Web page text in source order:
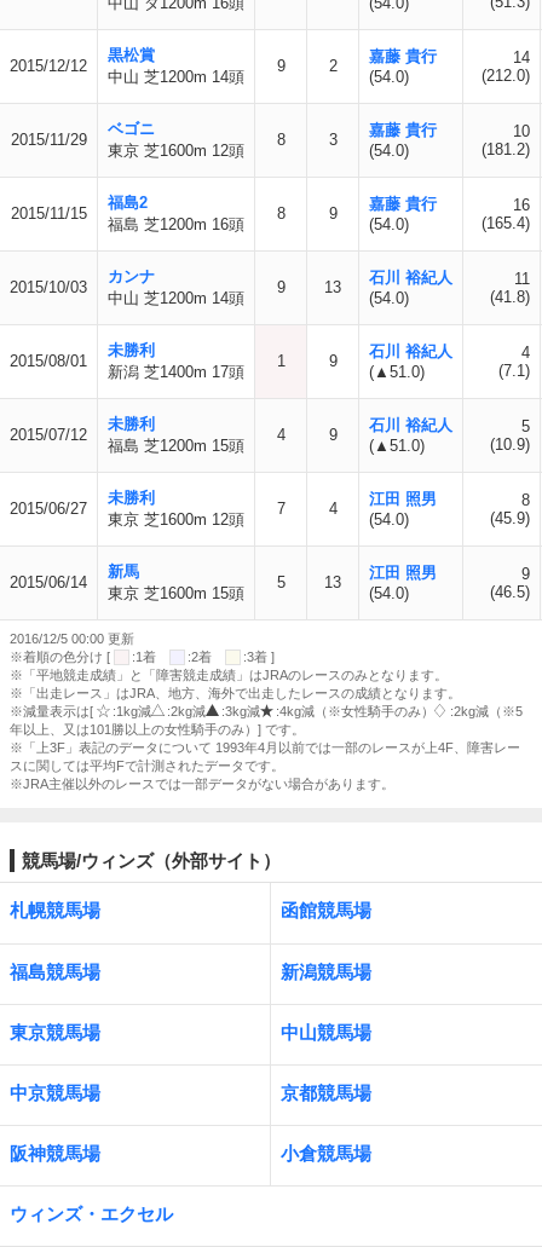
2015/12/12
黒松賞
中山 芝1200m 14頭
9 2
嘉藤 貴行
(54.0)
14
(212.0)
2015/11/29
ベゴニ
東京 芝1600m 12頭
8 3
嘉藤 貴行
(54.0)
10
(181.2)
2015/11/15
福島2
福島 芝1200m 16頭
8 9
嘉藤 貴行
(54.0)
16
(165.4)
2015/10/03
カンナ
中山 芝1200m 14頭
9 13
石川 裕紀人
(54.0)
11
(41.8)
2015/08/01
未勝利
新潟 芝1400m 17頭
1 9
石川 裕紀人
(▲51.0)
4
(7.1)
2015/07/12
未勝利
福島 芝1200m 15頭
4 9
石川 裕紀人
(▲51.0)
5
(10.9)
2015/06/27
未勝利
東京 芝1600m 12頭
7 4
江田 照男
(54.0)
8
(45.9)
2015/06/14
新馬
東京 芝1600m 15頭
5 13
江田 照男
(54.0)
9
(46.5)
2016/12/5 00:00 更新
※着順の色分け [
:1着 :2着
:3着 ]
※「平地競走成績」と「障害競走成績」はJRAのレースのみとなります。
※「出走レース」はJRA、地方、海外で出走したレースの成績となります。
※減量表示は[
:1kg減 :2kg減 :3kg減 :4kg減（※女性騎手のみ）
:2kg減（※5
年以上、又は101勝以上の女性騎手のみ）] です。
※「上3F」表記のデータについて 1993年4月以前では一部のレースが上4F、障害レー
スに関しては平均Fで計測されたデータです。
※JRA主催以外のレースでは一部データがない場合があります。
競馬場/ウィンズ（外部サイト）
札幌競馬場 函館競馬場
福島競馬場 新潟競馬場
東京競馬場 中山競馬場
中京競馬場 京都競馬場
阪神競馬場 小倉競馬場
ウィンズ・エクセル